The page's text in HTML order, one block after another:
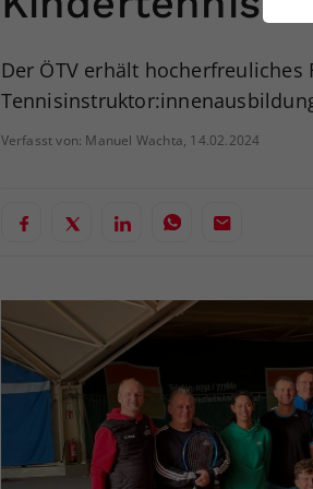
Der ÖTV erhält hocherfreuliches
Verfasst von: Manuel Wachta, 14.02.2024